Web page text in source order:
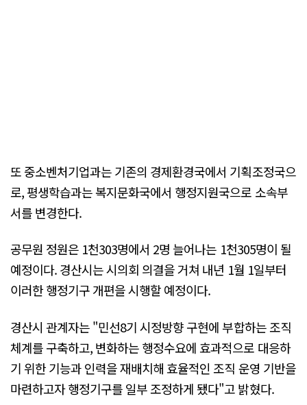
또 중소벤처기업과는 기존의 경제환경국에서 기획조정국으
로, 평생학습과는 복지문화국에서 행정지원국으로 소속부
서를 변경한다.
공무원 정원은 1천303명에서 2명 늘어나는 1천305명이 될
예정이다. 경산시는 시의회 의결을 거쳐 내년 1월 1일부터
이러한 행정기구 개편을 시행할 예정이다.
경산시 관계자는 "민선8기 시정방향 구현에 부합하는 조직
체계를 구축하고, 변화하는 행정수요에 효과적으로 대응하
기 위한 기능과 인력을 재배치해 효율적인 조직 운영 기반을
마련하고자 행정기구를 일부 조정하게 됐다"고 밝혔다.